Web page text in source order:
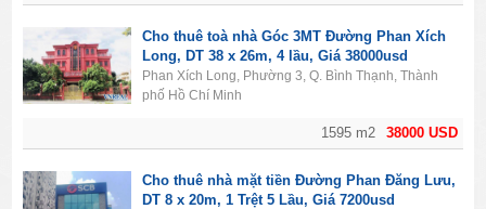
38000 USD
1595 m2
Cho thuê toà nhà Góc 3MT Đường Phan Xích
Long, DT 38 x 26m, 4 lầu, Giá 38000usd
Phan Xích Long, Phường 3, Q. Bình Thạnh, Thành
phố Hồ Chí Minh
Cho thuê nhà mặt tiền Đường Phan Đăng Lưu,
DT 8 x 20m, 1 Trệt 5 Lầu, Giá 7200usd